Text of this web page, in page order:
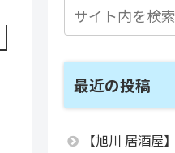
最近の投稿
【旭川 居酒屋